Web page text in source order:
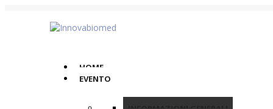
HOME
EVENTO